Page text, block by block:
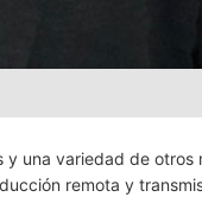
una variedad de otros
remota y